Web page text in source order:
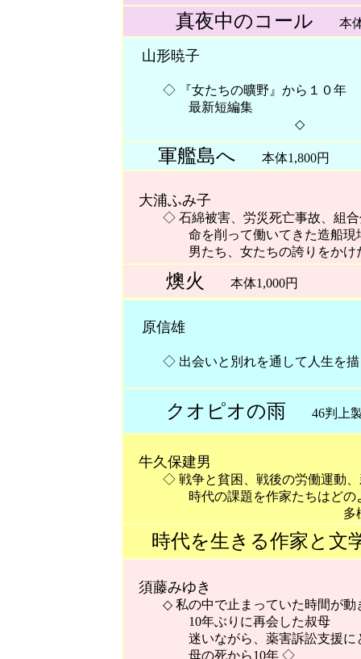
真夜中のコール 本体
山形暁子
◇ 『女たちの曠野』から１０年
最新短編集
◇
軍艦島へ 本体1,800円
大浦ふみ子
◇ 石綿被害、労災死亡事故、組合
命を削って働いてきた造船現
男たち、女たちの誇りをかけた
燠火 本体1,000円
原信雄
◇ 出会いと別れを通して人生を描
クオピオの雨 46判上
牛久保建男
◇ 戦争と貧困、戦後の労働運動、
時代の課題を作家たちはどのよ
多様な作家・作品
時代を生きる作家と文
須藤みゆき
◇ 私の中で止まっていた時間が動
10年ぶりに再会した叔母
迷いながら、薬害訴訟支援にと
母の死から10年 ◇